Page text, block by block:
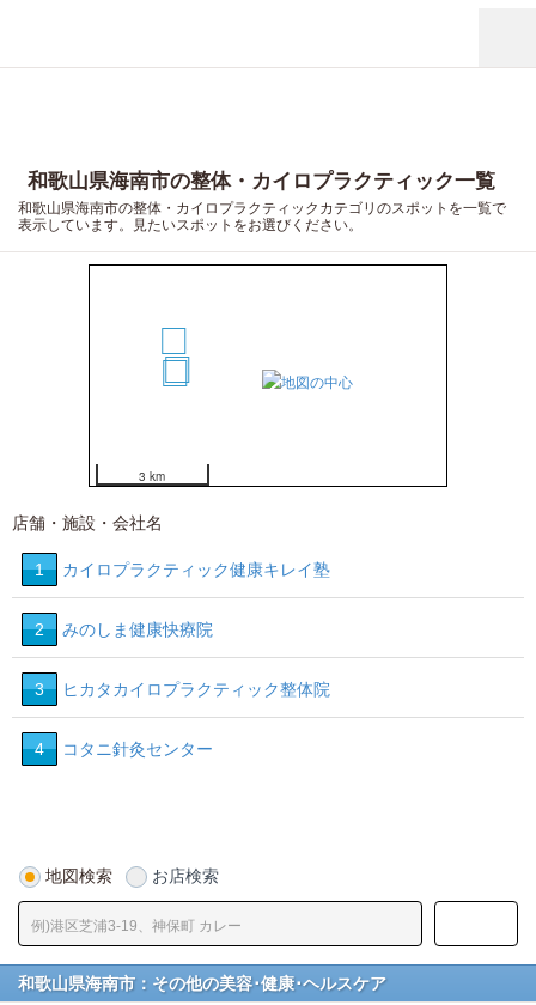
和歌山県海南市の整体・カイロプラクティック一覧
和歌山県海南市の整体・カイロプラクティックカテゴリのスポットを一覧で
表示しています。見たいスポットをお選びください。
3 km
店舗・施設・会社名
1 カイロプラクティック健康キレイ塾
2 みのしま健康快療院
3 ヒカタカイロプラクティック整体院
4 コタニ針灸センター
地図検索 お店検索
和歌山県海南市：その他の美容･健康･ヘルスケア